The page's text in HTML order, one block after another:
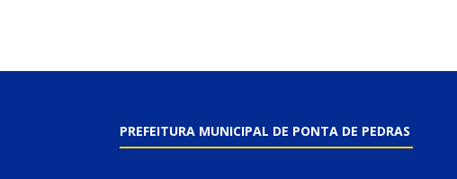
PREFEITURA MUNICIPAL DE PONTA DE PEDRAS